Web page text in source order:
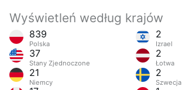
Wyświetleń według krajów
839
Polska
37
Stany Zjednoczone
21
Niemcy
2
Izrael
2
Łotwa
2
Szwecja